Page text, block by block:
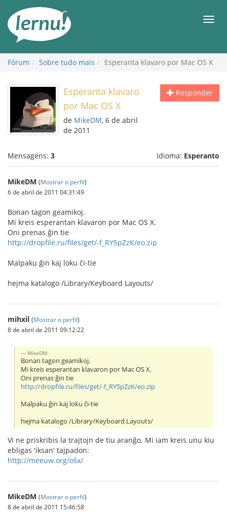
conteúdo
Fórum Sobre tudo mais Esperanta klavaro por Mac OS X
Responder
Esperanta klavaro
por Mac OS X
de MikeDM, 6 de abril
de 2011
Mensagens: 3 Idioma: Esperanto
MikeDM (Mostrar o perfil)
6 de abril de 2011 04:31:49
Bonan tagon geamikoj.
Mi kreis esperantan klavaron por Mac OS X.
Oni prenas ĝin tie
http://dropfile.ru/files/get/-f_RY5pZzK/eo.zip
Malpaku ĝin kaj loku ĉi-tie
hejma katalogo /Library/Keyboard Layouts/
mihxil (Mostrar o perfil)
8 de abril de 2011 09:12:22
MikeDM:
Bonan tagon geamikoj.
Mi kreis esperantan klavaron por Mac OS X.
Oni prenas ĝin tie
http://dropfile.ru/files/get/-f_RY5pZzK/eo.zip
Malpaku ĝin kaj loku ĉi-tie
hejma katalogo /Library/Keyboard Layouts/
Vi ne priskribis la trajtojn de tiu aranĝo. Mi iam kreis unu kiu
ebligas 'iksan' tajpadon:
http://meeuw.org/oŝx/
MikeDM (Mostrar o perfil)
8 de abril de 2011 15:46:58